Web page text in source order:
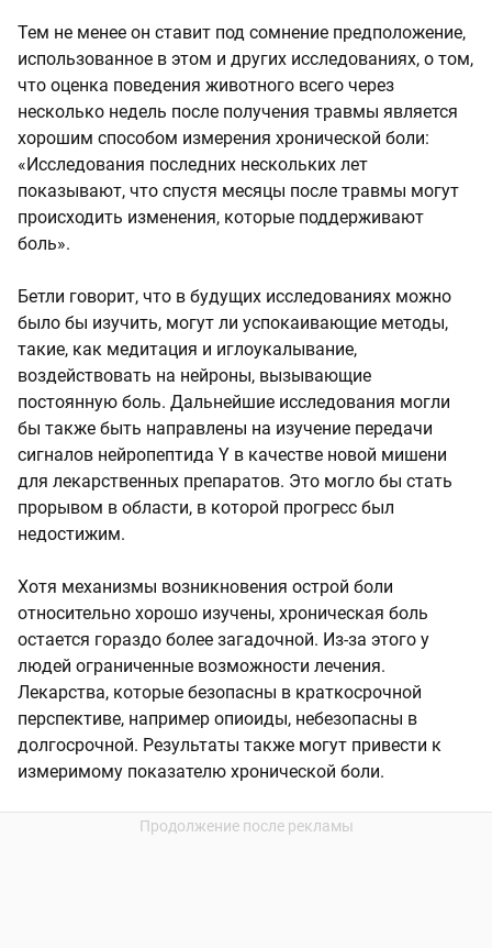
Тем не менее он ставит под сомнение предположение,
использованное в этом и других исследованиях, о том,
что оценка поведения животного всего через
несколько недель после получения травмы является
хорошим способом измерения хронической боли:
«Исследования последних нескольких лет
показывают, что спустя месяцы после травмы могут
происходить изменения, которые поддерживают
боль».
Бетли говорит, что в будущих исследованиях можно
было бы изучить, могут ли успокаивающие методы,
такие, как медитация и иглоукалывание,
воздействовать на нейроны, вызывающие
постоянную боль. Дальнейшие исследования могли
бы также быть направлены на изучение передачи
сигналов нейропептида Y в качестве новой мишени
для лекарственных препаратов. Это могло бы стать
прорывом в области, в которой прогресс был
недостижим.
Хотя механизмы возникновения острой боли
относительно хорошо изучены, хроническая боль
остается гораздо более загадочной. Из-за этого у
людей ограниченные возможности лечения.
Лекарства, которые безопасны в краткосрочной
перспективе, например опиоиды, небезопасны в
долгосрочной. Результаты также могут привести к
измеримому показателю хронической боли.